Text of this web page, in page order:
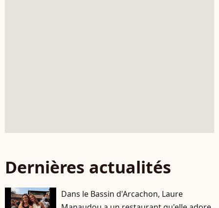
Dernières actualités
Dans le Bassin d'Arcachon, Laure